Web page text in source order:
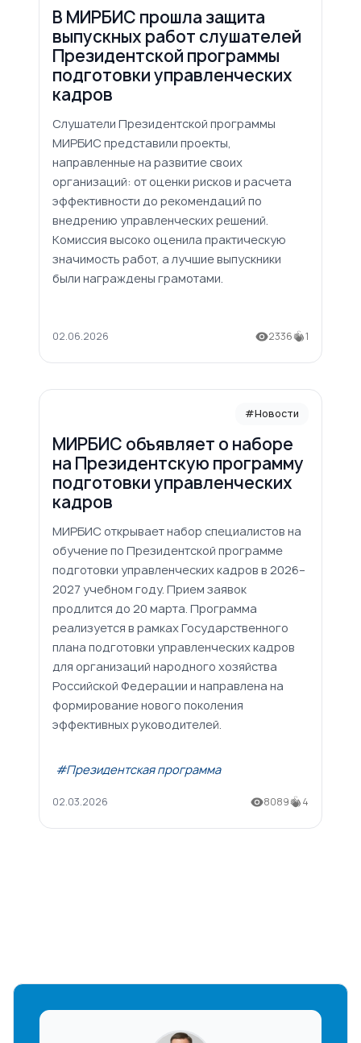
В МИРБИС прошла защита
выпускных работ слушателей
Президентской программы
подготовки управленческих
кадров
Слушатели Президентской программы
МИРБИС представили проекты,
направленные на развитие своих
организаций: от оценки рисков и расчета
эффективности до рекомендаций по
внедрению управленческих решений.
Комиссия высоко оценила практическую
значимость работ, а лучшие выпускники
были награждены грамотами.
02.06.2026 2336 1
#Новости
МИРБИС объявляет о наборе
на Президентскую программу
подготовки управленческих
кадров
МИРБИС открывает набор специалистов на
обучение по Президентской программе
подготовки управленческих кадров в 2026–
2027 учебном году. Прием заявок
продлится до 20 марта. Программа
реализуется в рамках Государственного
плана подготовки управленческих кадров
для организаций народного хозяйства
Российской Федерации и направлена на
формирование нового поколения
эффективных руководителей.
#Президентская программа
02.03.2026 8089 4